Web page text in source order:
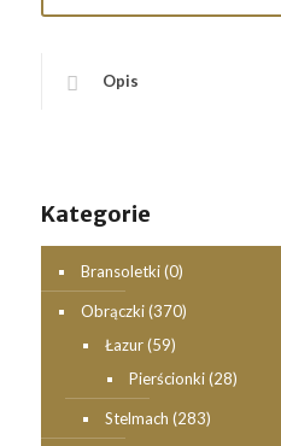
Opis
Kategorie
Bransoletki (0)
Obrączki (370)
Łazur (59)
Pierścionki (28)
Stelmach (283)